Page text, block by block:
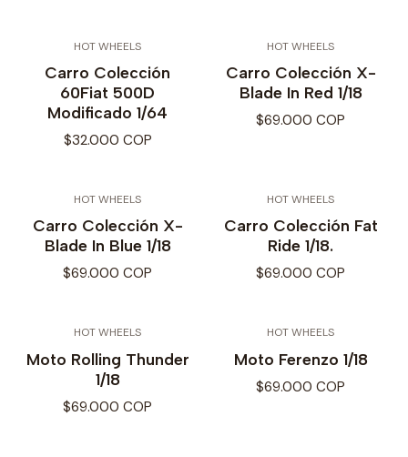
HOT WHEELS
Carro Colección
60Fiat 500D
Modificado 1/64
$32.000 COP
HOT WHEELS
Carro Colección X-
Blade In Red 1/18
$69.000 COP
HOT WHEELS
Carro Colección X-
Blade In Blue 1/18
$69.000 COP
HOT WHEELS
Carro Colección Fat
Ride 1/18.
$69.000 COP
HOT WHEELS
Moto Rolling Thunder
1/18
$69.000 COP
HOT WHEELS
Moto Ferenzo 1/18
$69.000 COP